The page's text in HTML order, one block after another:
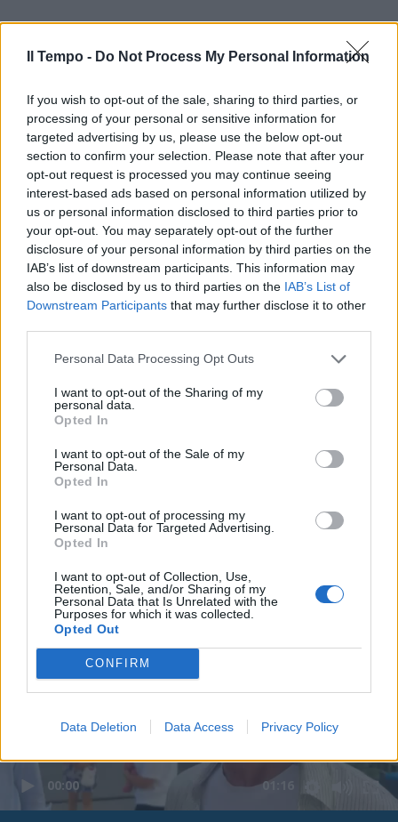
Il Tempo - Do Not Process My Personal Information
If you wish to opt-out of the sale, sharing to third parties, or
processing of your personal or sensitive information for
targeted advertising by us, please use the below opt-out
section to confirm your selection. Please note that after your
opt-out request is processed you may continue seeing
interest-based ads based on personal information utilized by
us or personal information disclosed to third parties prior to
your opt-out. You may separately opt-out of the further
disclosure of your personal information by third parties on the
IAB’s list of downstream participants. This information may
also be disclosed by us to third parties on the IAB’s List of
Downstream Participants that may further disclose it to other
Personal Data Processing Opt Outs
I want to opt-out of the Sharing of my
personal data.
Opted In
I want to opt-out of the Sale of my
Personal Data.
Opted In
I want to opt-out of processing my
Personal Data for Targeted Advertising.
Opted In
I want to opt-out of Collection, Use,
Retention, Sale, and/or Sharing of my
Personal Data that Is Unrelated with the
Purposes for which it was collected.
Opted Out
CONFIRM
Data Deletion Data Access Privacy Policy
00:00 01:16